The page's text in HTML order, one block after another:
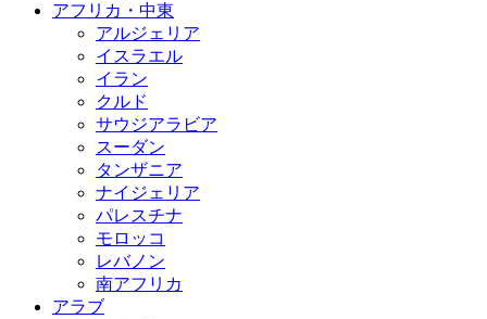
アフリカ・中東
アルジェリア
イスラエル
イラン
クルド
サウジアラビア
スーダン
タンザニア
ナイジェリア
パレスチナ
モロッコ
レバノン
南アフリカ
アラブ